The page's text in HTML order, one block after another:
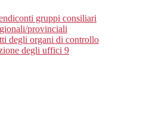
gruppi consiliari
provinciali
degli organi di controllo
degli uffici 9